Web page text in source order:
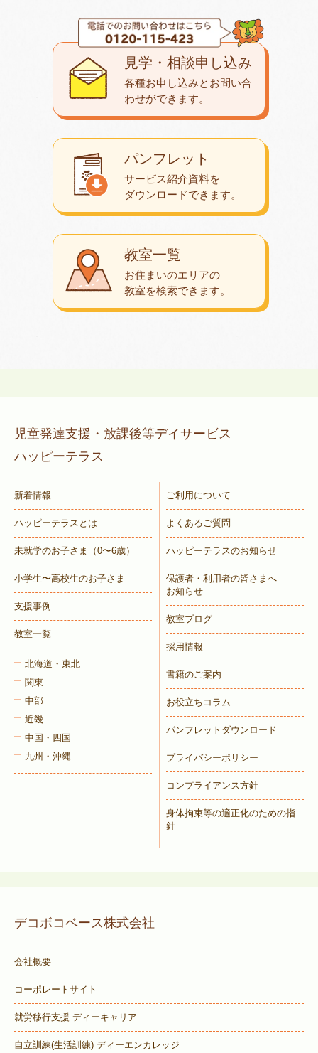
教室一覧
お住まいのエリアの
教室を検索できます。
パンフレット
サービス紹介資料を
ダウンロードできます。
見学・相談申し込み
各種お申し込みとお問い合
わせができます。
児童発達支援・放課後等デイサービス
ハッピーテラス
新着情報
ハッピーテラスとは
未就学のお子さま （0〜6歳）
小学生〜高校生のお子さま
支援事例
教室一覧
北海道・東北
関東
中部
近畿
中国・四国
九州・沖縄
ご利用について
よくあるご質問
ハッピーテラスのお知らせ
保護者・利用者の皆さまへ
お知らせ
教室ブログ
採用情報
書籍のご案内
お役立ちコラム
パンフレットダウンロード
プライバシーポリシー
コンプライアンス方針
身体拘束等の適正化のための指
針
デコボコベース株式会社
会社概要
コーポレートサイト
就労移行支援 ディーキャリア
自立訓練(生活訓練) ディーエンカレッジ